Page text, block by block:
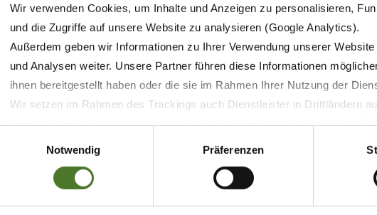
Wir verwenden Cookies, um Inhalte und Anzeigen zu personalisieren,
und die Zugriffe auf unsere Website zu analysieren (Google Analytics).
Außerdem geben wir Informationen zu Ihrer Verwendung unserer
und Analysen weiter. Unsere Partner führen diese Informationen
ihnen bereitgestellt haben oder die sie im Rahmen Ihrer Nutzung der
Wir setzen im Rahmen des Trackings auch Dienstleister in Drittländern
Datenschutzbestimmungen ein, wodurch das Risiko von behördlichen
Daten bestehen kann.
Impressum
Notwendig
Präferenzen
KRONE GmbH & Co.KG Compliance | Whistleblowing Privacy Terms and